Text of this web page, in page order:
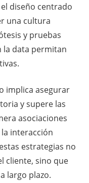
diseño centrado
una cultura
y pruebas
la data permitan
implica asegurar
y supere las
asociaciones
interacción
estrategias no
cliente, sino que
largo plazo.